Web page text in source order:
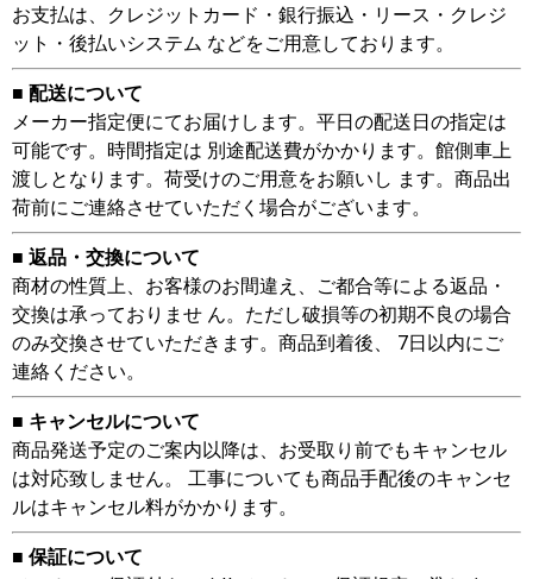
お支払は、クレジットカード・銀行振込・リース・クレジ
ット・後払いシステム などをご用意しております。
■ 配送について
メーカー指定便にてお届けします。平日の配送日の指定は
可能です。時間指定は 別途配送費がかかります。館側車上
渡しとなります。荷受けのご用意をお願いし ます。商品出
荷前にご連絡させていただく場合がございます。
■ 返品・交換について
商材の性質上、お客様のお間違え、ご都合等による返品・
交換は承っておりませ ん。ただし破損等の初期不良の場合
のみ交換させていただきます。商品到着後、 7日以内にご
連絡ください。
■ キャンセルについて
商品発送予定のご案内以降は、お受取り前でもキャンセル
は対応致しません。 工事についても商品手配後のキャンセ
ルはキャンセル料がかかります。
■ 保証について